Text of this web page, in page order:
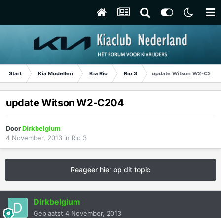
Start Kia Modellen Kia Rio Rio 3 update Witson W2-C204
update Witson W2-C204
DoorDirkbelgium
4 November, 2013 in Rio 3
Reageer hier op dit topic
Dirkbelgium
Geplaatst 4 November, 2013